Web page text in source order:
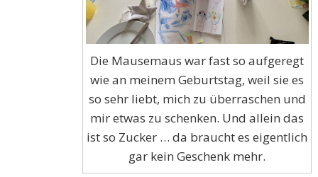
Die Mausemaus war fast so aufgeregt
wie an meinem Geburtstag, weil sie es
so sehr liebt, mich zu überraschen und
mir etwas zu schenken. Und allein das
ist so Zucker … da braucht es eigentlich
gar kein Geschenk mehr.